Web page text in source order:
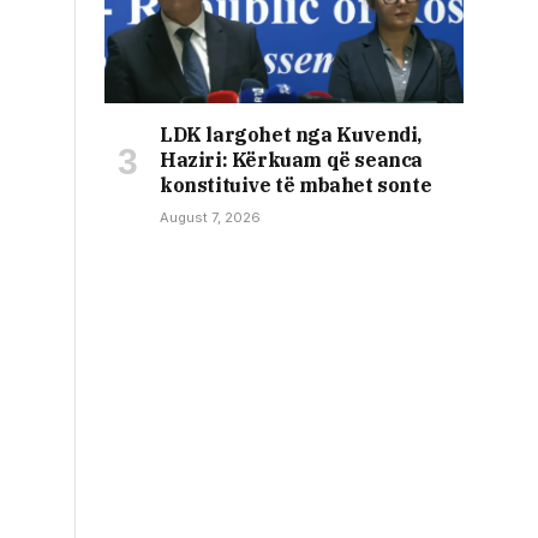
LDK largohet nga Kuvendi,
Haziri: Kërkuam që seanca
konstituive të mbahet sonte
August 7, 2026